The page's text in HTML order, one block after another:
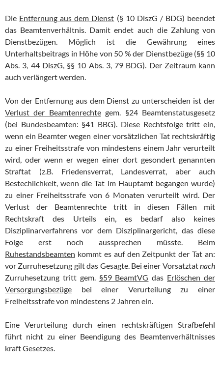
Die Entfernung aus dem Dienst (§ 10 DiszG / BDG) beendet
das Beamtenverhältnis. Damit endet auch die Zahlung von
Dienstbezügen. Möglich ist die Gewährung eines
Unterhaltsbeitrags in Höhe von 50 % der Dienstbezüge (§§ 10
Abs. 3, 44 DiszG, §§ 10 Abs. 3, 79 BDG). Der Zeitraum kann
auch verlängert werden.
Von der Entfernung aus dem Dienst zu unterscheiden ist der
Verlust der Beamtenrechtegem. §24 Beamtenstatusgesetz
(bei Bundesbeamten: §41 BBG). Diese Rechtsfolge tritt ein,
wenn ein Beamter wegen einer vorsätzlichen Tat rechtskräftig
zu einer Freiheitsstrafe von mindestens einem Jahr verurteilt
wird, oder wenn er wegen einer dort gesondert genannten
Straftat (z.B. Friedensverrat, Landesverrat, aber auch
Bestechlichkeit, wenn die Tat im Hauptamt begangen wurde)
zu einer Freiheitsstrafe von 6 Monaten verurteilt wird. Der
Verlust der Beamtenrechte tritt in diesen Fällen mit
Rechtskraft des Urteils ein, es bedarf also keines
Disziplinarverfahrens vor dem Disziplinargericht, das diese
Folge erst noch aussprechen müsste. Beim
Ruhestandsbeamten kommt es auf den Zeitpunkt der Tat an:
vor Zurruhesetzung gilt das Gesagte. Bei einer Vorsatztatnach
Zurruhesetzung tritt gem. §59 BeamtVG das Erlöschen der
Versorgungsbezüge bei einer Verurteilung zu einer
Freiheitsstrafe von mindestens 2 Jahren ein.
Eine Verurteilung durch einen rechtskräftigen Strafbefehl
führt nicht zu einer Beendigung des Beamtenverhältnisses
kraft Gesetzes.